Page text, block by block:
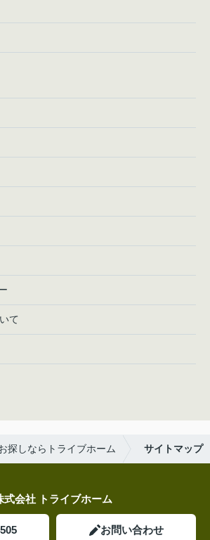
て
探しならトライブホーム サイトマップ
式会社 トライブホーム
お問い合わせ